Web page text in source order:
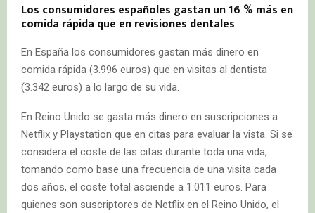
Los consumidores españoles gastan un 16 % más en
comida rápida que en revisiones dentales
En España los consumidores gastan más dinero en
comida rápida (3.996 euros) que en visitas al dentista
(3.342 euros) a lo largo de su vida.
En Reino Unido se gasta más dinero en suscripciones a
Netflix y Playstation que en citas para evaluar la vista. Si se
considera el coste de las citas durante toda una vida,
tomando como base una frecuencia de una visita cada
dos años, el coste total asciende a 1.011 euros. Para
quienes son suscriptores de Netflix en el Reino Unido, el